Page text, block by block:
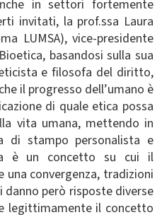
in settori fortemente
invitati, la prof.ssa Laura
LUMSA), vice-presidente
basandosi sulla sua
e filosofa del diritto,
il progresso dell’umano è
di quale etica possa
vita umana, mettendo in
di stampo personalista e
è un concetto su cui il
convergenza, tradizioni
però risposte diverse
legittimamente il concetto